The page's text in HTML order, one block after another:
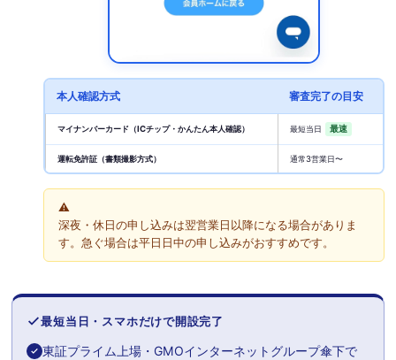
本人確認方式 審査完了の目安
マイナンバーカード（ICチップ・かんたん本人確認） 最短当日 最速
運転免許証（書類撮影方式） 通常3営業日〜
深夜・休日の申し込みは翌営業日以降になる場合がありま
す。急ぐ場合は平日日中の申し込みがおすすめです。
最短当日・スマホだけで開設完了
東証プライム上場・GMOインターネットグループ傘下で